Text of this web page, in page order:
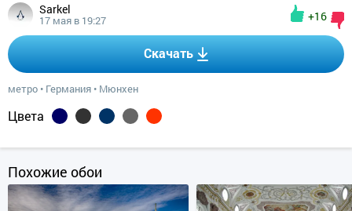
Sarkel
17 мая в 19:27 +16
Скачать
метро • Германия • Мюнхен
Цвета
Похожие обои